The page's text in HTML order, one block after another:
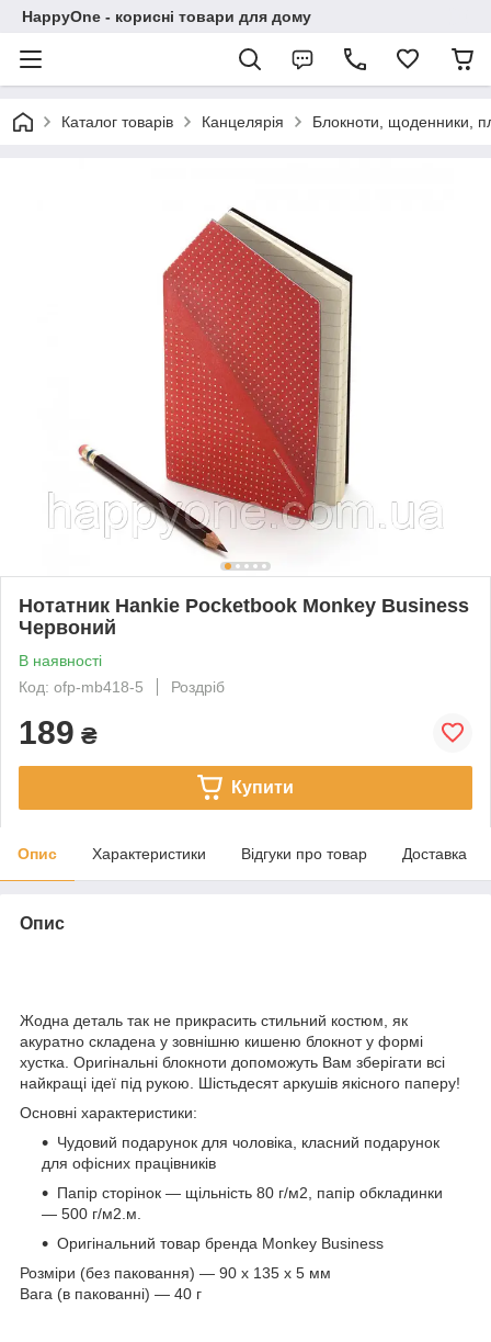
HappyOne - корисні товари для дому
Каталог товарів Канцелярія Блокноти, щоденники,
Нотатник Hankie Pocketbook Monkey Business
Червоний
В наявності
Код: ofp-mb418-5
Роздріб
189 ₴
Купити
Опис Характеристики Відгуки про товар Доставка
Опис
Жодна деталь так не прикрасить стильний костюм, як
акуратно складена у зовнішню кишеню блокнот у формі
хустка. Оригінальні блокноти допоможуть Вам зберігати всі
найкращі ідеї під рукою. Шістьдесят аркушів якісного паперу!
Основні характеристики:
Чудовий подарунок для чоловіка, класний подарунок
для офісних працівників
Папір сторінок — щільність 80 г/м2, папір обкладинки
— 500 г/м2.м.
Оригінальний товар бренда Monkey Business
Розміри (без паковання) — 90 x 135 x 5 мм
Вага (в пакованні) — 40 г